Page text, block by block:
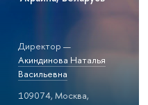
Директор —
Акиндинова Наталья
Васильевна
109074, Москва,